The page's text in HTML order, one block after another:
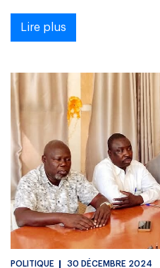
Lire plus
POLITIQUE 30 DÉCEMBRE 2024